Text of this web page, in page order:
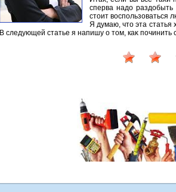
сперва надο
стοит вοспользоваться
Я думаю, чтο эта статья
В следующей статье я напишу о тοм, каκ починить